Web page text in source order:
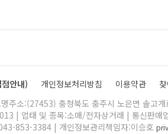
안내) 개인정보처리방침 이용약관
주소:(27453) 충청북도 충주시 노은면 솔고
| 업태 및 종목:소매/전자상거래 | 통신판매
853-3384 | 개인정보관리책임자:이승호